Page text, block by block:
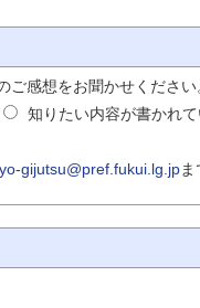
感想をお聞かせください
知りたい内容が書かれ
gijutsu@pref.fukui.lg.jp